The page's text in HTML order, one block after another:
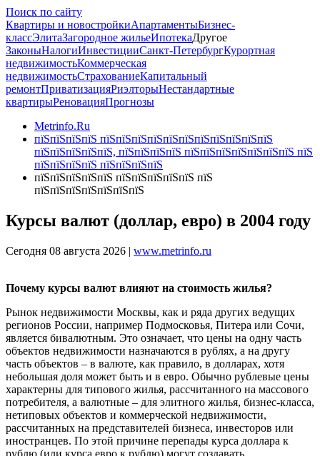
Поиск по сайту
Квартиры и новостройкиАпартаментыБизнес-
классЭлитаЗагородное жильеИпотекаДругое
ЗаконыНалогиИнвестицииСанкт-ПетербургКурортная
недвижимостьКоммерческая
недвижимостьСтрахованиеКапитальный
ремонтПриватизацияРиэлторыНестандартные
квартирыРеновацияПрогнозы
Metrinfo.Ru
пїЅпїЅпїЅпїЅ пїЅпїЅпїЅпїЅпїЅпїЅпїЅпїЅпїЅпїЅпїЅ
пїЅпїЅпїЅпїЅпїЅ, пїЅпїЅпїЅпїЅ пїЅпїЅпїЅпїЅпїЅпїЅпїЅ пїЅ
пїЅпїЅпїЅпїЅ пїЅпїЅпїЅпїЅ
пїЅпїЅпїЅпїЅпїЅ пїЅпїЅпїЅпїЅпїЅ пїЅ
пїЅпїЅпїЅпїЅпїЅпїЅпїЅ
Курсы валют (доллар, евро) в 2004 году
Сегодня 08 августа 2026 | www.metrinfo.ru
Почему курсы валют влияют на стоимость жилья?
Рынок недвижимости Москвы, как и ряда других ведущих
регионов России, например Подмосковья, Питера или Сочи,
является бивалютным. Это означает, что цены на одну часть
объектов недвижимости назначаются в рублях, а на другу
часть объектов – в валюте, как правило, в долларах, хотя
небольшая доля может быть и в евро. Обычно рублевые цены
характерны для типового жилья, рассчитанного на массового
потребителя, а валютные – для элитного жилья, бизнес-класса,
нетиповых объектов и коммерческой недвижимости,
рассчитанных на представителей бизнеса, инвесторов или
иностранцев. По этой причине перепады курса доллара к
рублю (или курса евро к рублю) могут создавать